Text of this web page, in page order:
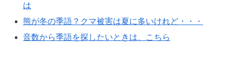
は
熊が冬の季語？クマ被害は夏に多いけれど・・・
音数から季語を探したいときは、こちら